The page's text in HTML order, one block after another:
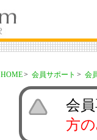
HOME 会員サポート 会
会員
方